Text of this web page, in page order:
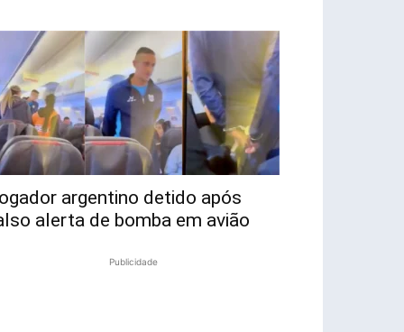
argentino detido após
alerta de bomba em avião
Publicidade